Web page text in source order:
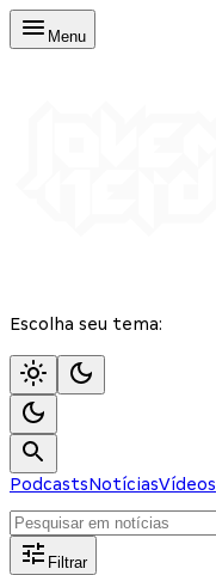
Menu
Escolha seu tema:
PodcastsNotíciasVídeos
Filtrar